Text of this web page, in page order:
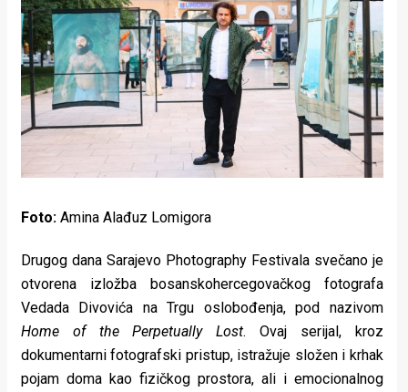
Lifestyle
Beauty
Fashion
Zdravlje
Za
pokretu
Ideje
koje
Foto: Amina Alađuz Lomigora
Drugog dana Sarajevo Photography Festivala svečano je
otvorena izložba bosanskohercegovačkog fotografa
Vedada Divovića na Trgu oslobođenja, pod nazivom
Home of the Perpetually Lost. Ovaj serijal, kroz
dokumentarni fotografski pristup, istražuje složen i krhak
pojam doma kao fizičkog prostora, ali i emocionalnog